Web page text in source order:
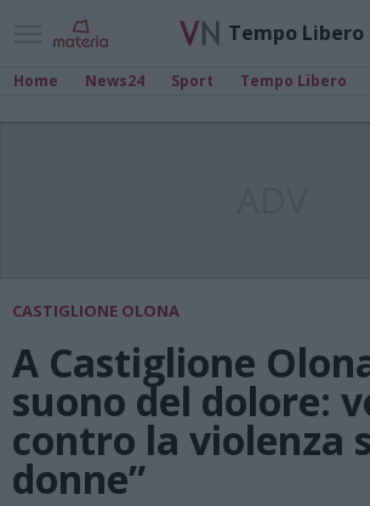
Tempo Libero
Home News24 Sport Tempo Libero
CASTIGLIONE OLONA
A Castiglione
suono del dolore:
contro la violenza
donne”